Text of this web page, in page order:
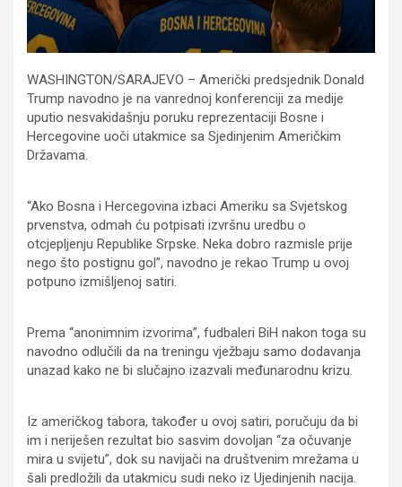
WASHINGTON/SARAJEVO – Američki predsjednik Donald
Trump navodno je na vanrednoj konferenciji za medije
uputio nesvakidašnju poruku reprezentaciji Bosne i
Hercegovine uoči utakmice sa Sjedinjenim Američkim
Državama.
“Ako Bosna i Hercegovina izbaci Ameriku sa Svjetskog
prvenstva, odmah ću potpisati izvršnu uredbu o
otcjepljenju Republike Srpske. Neka dobro razmisle prije
nego što postignu gol”, navodno je rekao Trump u ovoj
potpuno izmišljenoj satiri.
Prema “anonimnim izvorima”, fudbaleri BiH nakon toga su
navodno odlučili da na treningu vježbaju samo dodavanja
unazad kako ne bi slučajno izazvali međunarodnu krizu.
Iz američkog tabora, također u ovoj satiri, poručuju da bi
im i neriješen rezultat bio sasvim dovoljan “za očuvanje
mira u svijetu”, dok su navijači na društvenim mrežama u
šali predložili da utakmicu sudi neko iz Ujedinjenih nacija.